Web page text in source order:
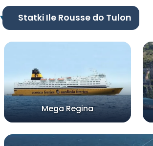
Statki Ile Rousse do Tulon
Mega Regina